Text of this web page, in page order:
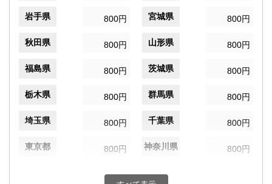
岩手県 800円 宮城県 800円
秋田県 800円 山形県 800円
福島県 800円 茨城県 800円
栃木県 800円 群馬県 800円
埼玉県 800円 千葉県 800円
東京都 800円 神奈川県 800円
800円 富山県